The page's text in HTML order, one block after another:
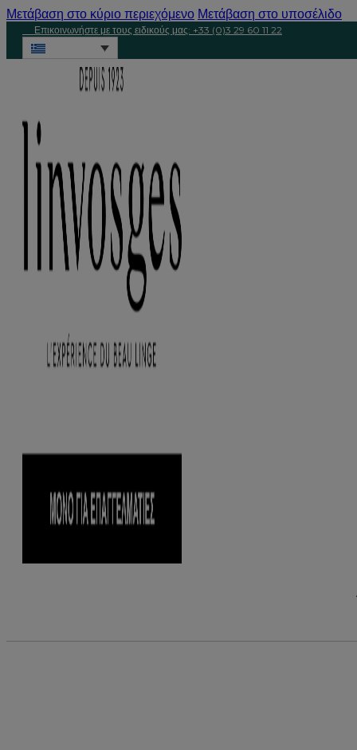
Μετάβαση στο κύριο περιεχόμενο Μετάβαση στο υποσέλιδο
Επικοινωνήστε με τους ειδικούς μας: +33 (0)3 29 60 11 22